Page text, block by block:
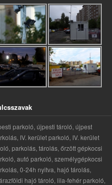
parkoló, újpesti tároló, újpest
IV. kerület parkoló, IV. kerület
parkolás, tárolás, őrzött gépkocsi
autó parkoló, személygépkocsi
0-24h nyitva, hajó tárolás,
hajó tároló, lila-fehér parkoló,